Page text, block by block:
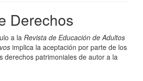
Derechos
a la Revista de Educación de Adultos
implica la aceptación por parte de los
derechos patrimoniales de autor a la